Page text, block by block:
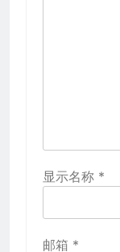
显示名称 *
邮箱 *